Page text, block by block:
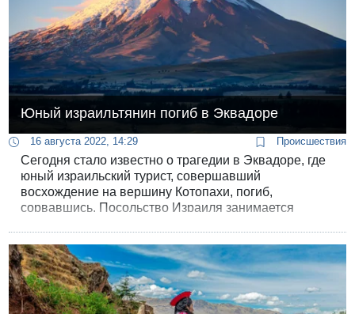
Юный израильтянин погиб в Эквадоре
16 августа 2022, 14:29 Происшествия
Сегодня стало известно о трагедии в Эквадоре, где
юный израильский турист, совершавший
восхождение на вершину Котопахи, погиб,
сорвавшись. Посольство Израиля занимается